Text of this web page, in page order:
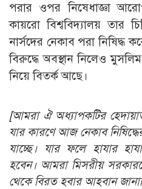
পরার ওপর নিষেধাজ্ঞা
কায়রো বিশ্ববিদ্যালয় তার
নার্সদের নেকাব পরা নিষিদ্ধ
বিরুদ্ধে অবস্থান নিলেও
নিয়ে বিতর্ক আছে।
[আমরা ঐ অধ্যাপকটির
যার কারণে আজ নেকাব
যাচ্ছে। যার ফলে হাযার
হবেন। আমরা মিসরীয়
থেকে বিরত হবার আহবান